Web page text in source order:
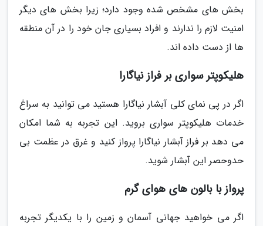
بخش های مشخص شده وجود دارد؛ زیرا بخش های دیگر
امنیت لازم را ندارند و افراد بسیاری جان خود را در آن منطقه
ها از دست داده اند.
هلیکوپتر سواری بر فراز نیاگارا
اگر در پی نمای کلی آبشار نیاگارا هستید می توانید به سراغ
خدمات هلیکوپتر سواری بروید. این تجربه به شما امکان
می دهد بر فراز آبشار نیاگارا پرواز کنید و غرق در عظمت بی
حدوحصر این آبشار شوید.
پرواز با بالون های هوای گرم
اگر می خواهید جهانی آسمان و زمین را با یکدیگر تجربه